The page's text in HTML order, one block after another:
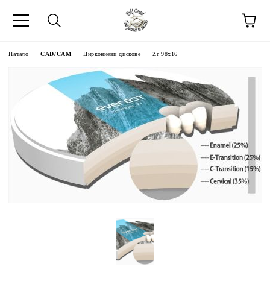
Начало CAD/CAM Циркониеви дискове Zr 98x16